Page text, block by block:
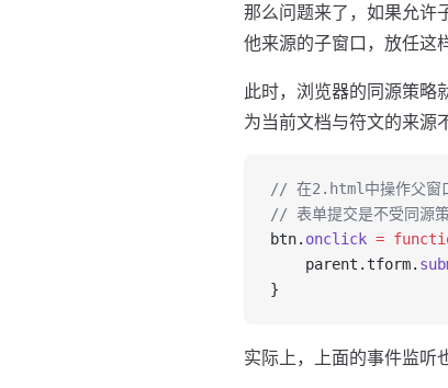
那么问题来了，如果允许
他来源的子窗口，放任这
此时，浏览器的同源策略
为当前文档与符文的来源
// 在2.html中操作父窗
// 表单提交是不受同源策
btn. onclick =
    parent.tform.
}
实际上，上面的事件监听